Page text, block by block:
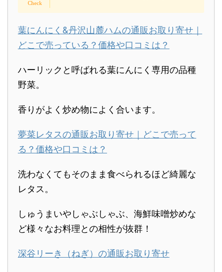
葉にんにく&丹沢山麓ハムの通販お取り寄せ｜
どこで売っている？価格や口コミは？
ハーリックと呼ばれる葉にんにく専用の品種
野菜。
香りがよく炒め物によく合います。
夢菜レタスの通販お取り寄せ｜どこで売って
る？価格や口コミは？
洗わなくてもそのまま食べられるほど綺麗な
レタス。
しゅうまいやしゃぶしゃぶ、海鮮味噌炒めな
ど様々なお料理との相性が抜群！
深谷リーき（ねぎ）の通販お取り寄せ